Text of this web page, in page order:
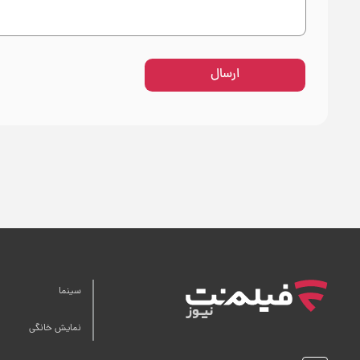
ارسال
سینما
نمایش خانگی